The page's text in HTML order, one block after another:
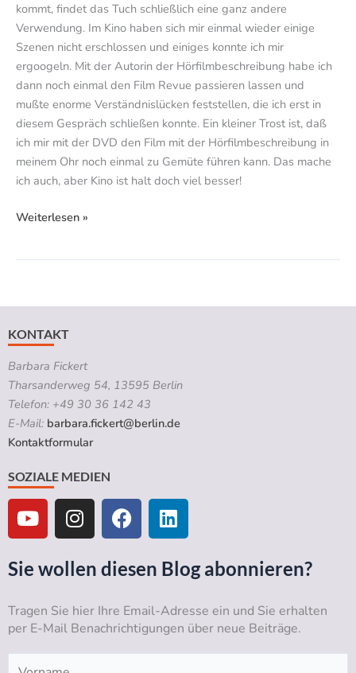
kommt, findet das Tuch schließlich eine ganz andere
Verwendung. Im Kino haben sich mir einmal wieder einige
Szenen nicht erschlossen und einiges konnte ich mir
ergoogeln. Mit der Autorin der Hörfilmbeschreibung habe ich
dann noch einmal den Film Revue passieren lassen und
mußte enorme Verständnislücken feststellen, die ich erst in
diesem Gespräch schließen konnte. Ein kleiner Trost ist, daß
ich mir mit der DVD den Film mit der Hörfilmbeschreibung in
meinem Ohr noch einmal zu Gemüte führen kann. Das mache
ich auch, aber Kino ist halt doch viel besser!
Weiterlesen »
KONTAKT
Barbara Fickert
Tharsanderweg 54, 13595 Berlin
Telefon: +49 30 36 142 43
E-Mail: barbara.fickert@berlin.de
Kontaktformular
SOZIALE MEDIEN
Y
o
u
t
u
e
I
n
s
t
a
r
a
m
F
a
c
e
b
o
o
k
L
i
n
k
e
d
i
n
Sie wollen diesen Blog abonnieren?
Tragen Sie hier Ihre Email-Adresse ein und Sie erhalten
per E-Mail Benachrichtigungen über neue Beiträge.